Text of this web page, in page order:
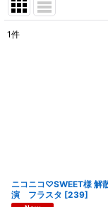
1件
ニコニコ♡SWEET様 解
演 フラスタ [239]